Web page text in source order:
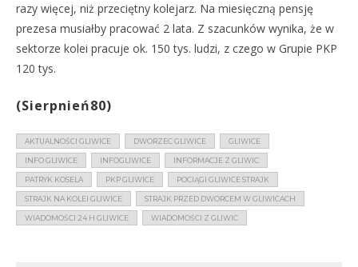
razy więcej, niż przeciętny kolejarz. Na miesięczną pensję
prezesa musiałby pracować 2 lata. Z szacunków wynika, że w
sektorze kolei pracuje ok. 150 tys. ludzi, z czego w Grupie PKP
120 tys.
(Sierpnień80)
AKTUALNOŚCI GLIWICE DWORZEC GLIWICE GLIWICE
INFO GLIWICE INFOGLIWICE INFORMACJE Z GLIWIC
PATRYK KOSELA PKP GLIWICE POCIĄGI GLIWICE STRAJK
STRAJK NA KOLEI GLIWICE STRAJK PRZED DWORCEM W GLIWICACH
WIADOMOŚCI 24 H GLIWICE WIADOMOŚCI Z GLIWIC